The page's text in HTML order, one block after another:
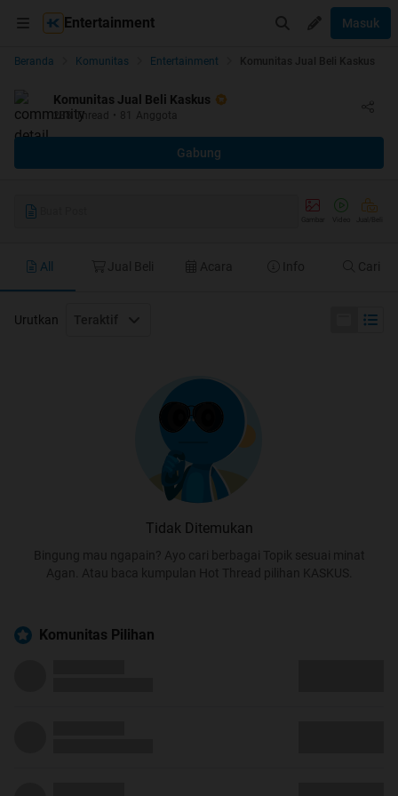
Entertainment Masuk
Beranda Komunitas Entertainment Komunitas Jual Beli Kaskus
Komunitas Jual Beli Kaskus
238 Thread • 81 Anggota
Gabung
All Jual Beli Acara Info Cari
Urutkan Teraktif
Tidak Ditemukan
Bingung mau ngapain? Ayo cari berbagai Topik sesuai minat
Agan. Atau baca kumpulan Hot Thread pilihan KASKUS.
Komunitas Pilihan